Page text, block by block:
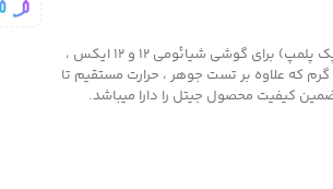
کاور صددرصد اصلی و پاک کنی مدل سیلیکونی (پک پلمپ) برای گوشی شیائومی 12 و 12 ایکس ،
از سیلیکون خالص با ضخامت 5 میلی گرم که علاوه بر تست جوهر ، حرارت مستقیم تا